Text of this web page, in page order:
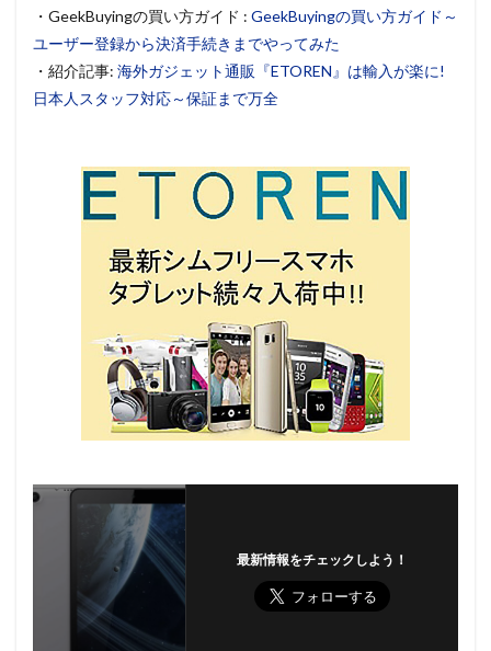
・GeekBuyingの買い方ガイド : GeekBuyingの買い方ガイド～
ユーザー登録から決済手続きまでやってみた
・紹介記事: 海外ガジェット通販『ETOREN』は輸入が楽に!
日本人スタッフ対応～保証まで万全
最新情報をチェックしよう！